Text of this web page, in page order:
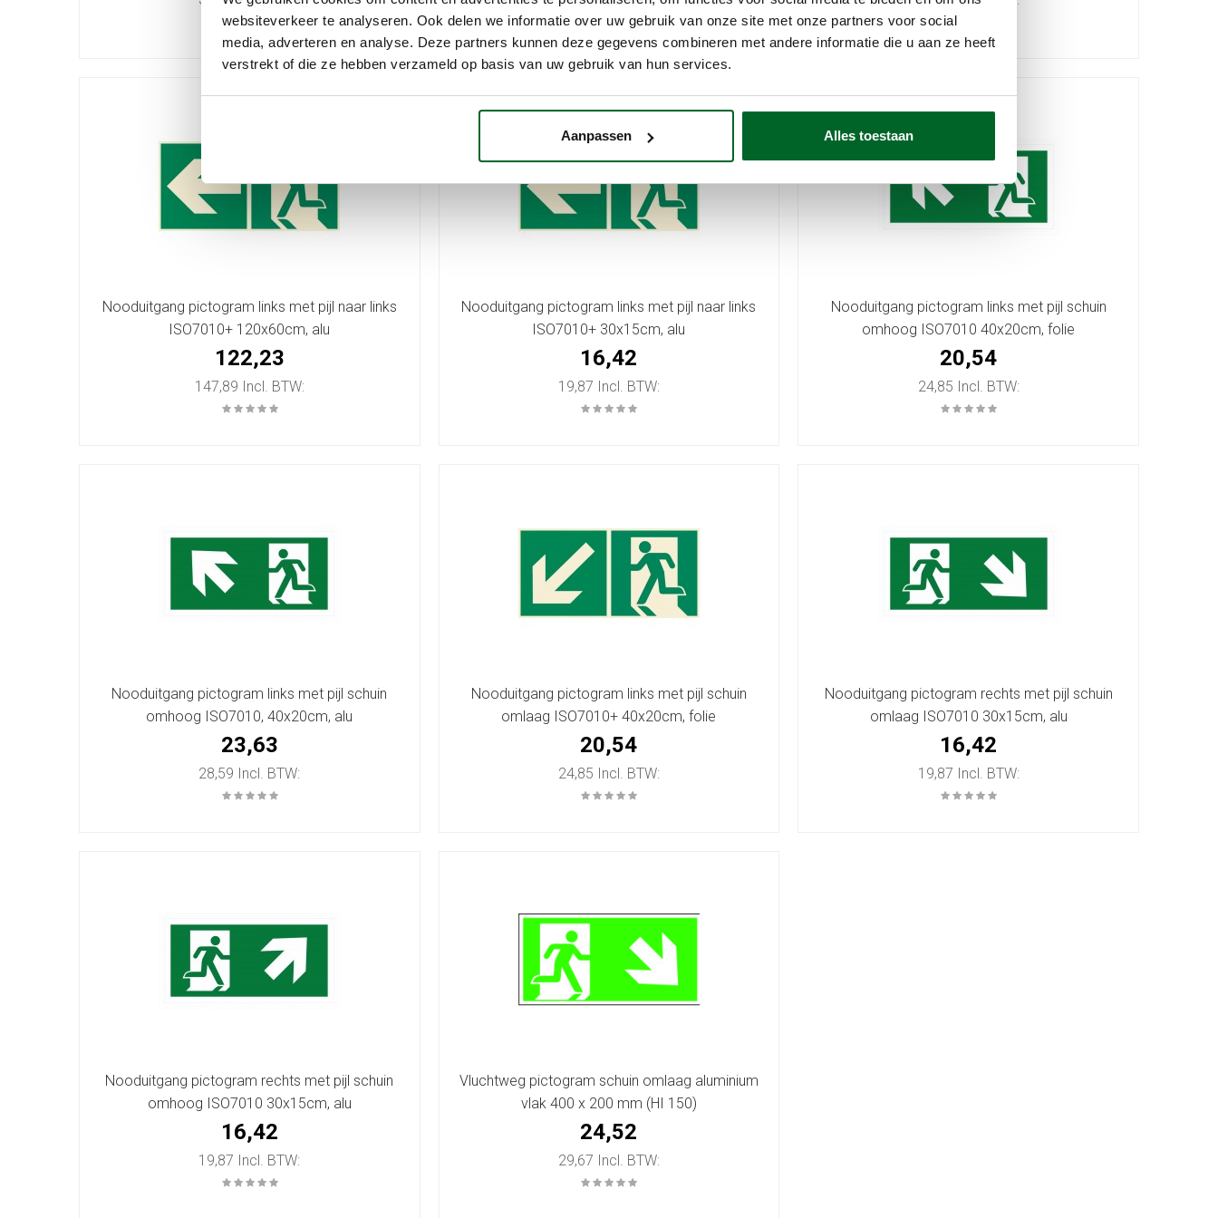
websiteverkeer te analyseren. Ook delen we informatie over uw gebruik van onze site met onze partners voor social
media, adverteren en analyse. Deze partners kunnen deze gegevens combineren met andere informatie die u aan ze heeft
verstrekt of die ze hebben verzameld op basis van uw gebruik van hun services.
Aanpassen Alles toestaan
Nooduitgang pictogram links met pijl naar links
ISO7010+ 120x60cm, alu
122,23
147,89 Incl. BTW:
Nooduitgang pictogram links met pijl naar links
ISO7010+ 30x15cm, alu
16,42
19,87 Incl. BTW:
Nooduitgang pictogram links met pijl schuin
omhoog ISO7010 40x20cm, folie
20,54
24,85 Incl. BTW:
Nooduitgang pictogram links met pijl schuin
omhoog ISO7010, 40x20cm, alu
23,63
28,59 Incl. BTW:
Nooduitgang pictogram links met pijl schuin
omlaag ISO7010+ 40x20cm, folie
20,54
24,85 Incl. BTW:
Nooduitgang pictogram rechts met pijl schuin
omlaag ISO7010 30x15cm, alu
16,42
19,87 Incl. BTW:
Nooduitgang pictogram rechts met pijl schuin
omhoog ISO7010 30x15cm, alu
16,42
19,87 Incl. BTW:
Vluchtweg pictogram schuin omlaag aluminium
vlak 400 x 200 mm (HI 150)
24,52
29,67 Incl. BTW: